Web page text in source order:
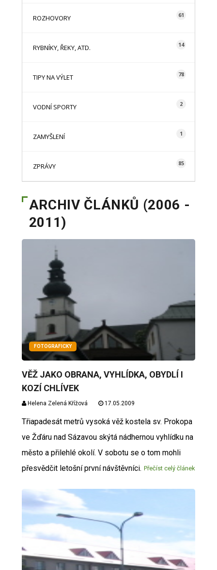
ROZHOVORY 61
RYBNÍKY, ŘEKY, ATD. 14
TIPY NA VÝLET 78
VODNÍ SPORTY 2
ZAMYŠLENÍ 1
ZPRÁVY 85
ARCHIV ČLÁNKŮ (2006 -
2011)
FOTOGRAFICKY
VĚŽ JAKO OBRANA, VYHLÍDKA, OBYDLÍ I
KOZÍ CHLÍVEK
Helena Zelená Křížová 17.05.2009
Třiapadesát metrů vysoká věž kostela sv. Prokopa
ve Žďáru nad Sázavou skýtá nádhernou vyhlídku na
město a přilehlé okolí. V sobotu se o tom mohli
přesvědčit letošní první návštěvníci. Přečíst celý článek